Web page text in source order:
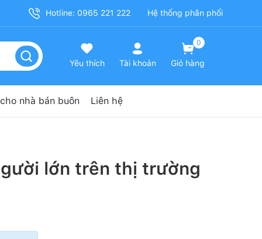
Hotline: 0965 221 222 Hệ thống phân phối
Yêu thích Tài khoản
0
Giỏ hàng
nhà bán buôn Liên hệ
lớn trên thị trường